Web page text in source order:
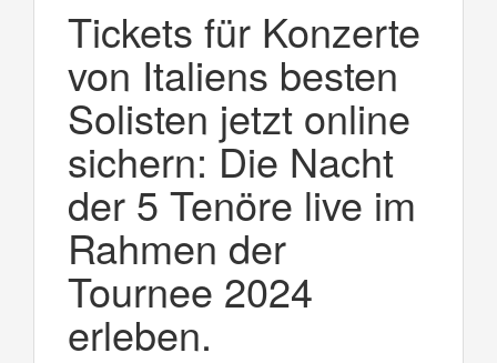
Tickets für Konzerte
von Italiens besten
Solisten jetzt online
sichern: Die Nacht
der 5 Tenöre live im
Rahmen der
Tournee 2024
erleben.